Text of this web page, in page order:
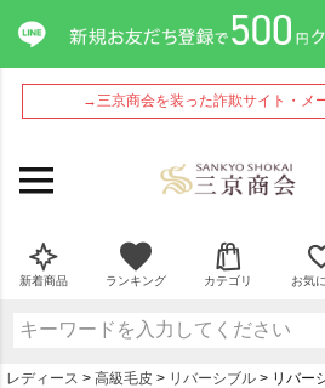
→三京商会を装った詐欺サイト・メ
新着商品 ランキング カテゴリ お気
レディース 高級毛皮 リバーシブル リバー